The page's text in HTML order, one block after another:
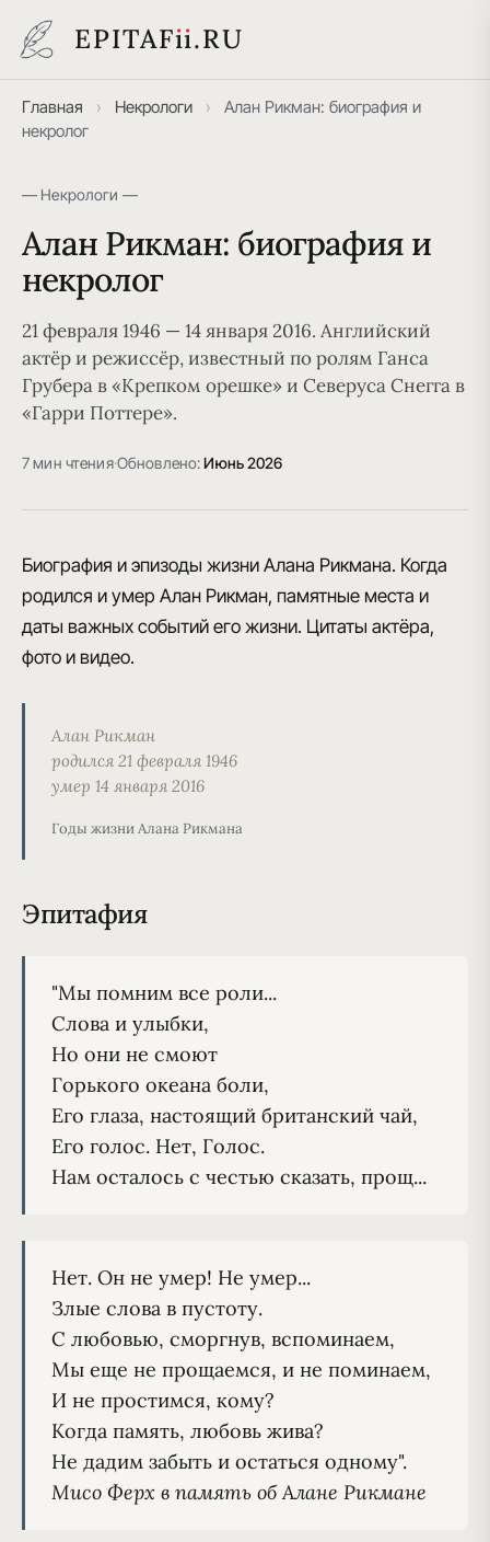
EPITAFii.RU
Главная › Некрологи ›
Алан Рикман: биография и
некролог
— Некрологи —
Алан Рикман: биография и
некролог
21 февраля 1946 — 14 января 2016. Английский
актёр и режиссёр, известный по ролям Ганса
Грубера в «Крепком орешке» и Северуса Снегга в
«Гарри Поттере».
7 мин чтения·Обновлено:Июнь 2026
Биография и эпизоды жизни Алана Рикмана. Когда
родился и умер Алан Рикман, памятные места и
даты важных событий его жизни. Цитаты актёра,
фото и видео.
Алан Рикман
родился 21 февраля 1946
умер 14 января 2016
Годы жизни Алана Рикмана
Эпитафия
"Мы помним все роли...
Слова и улыбки,
Но они не смоют
Горького океана боли,
Его глаза, настоящий британский чай,
Его голос. Нет, Голос.
Нам осталось с честью сказать, прощ...
Нет. Он не умер! Не умер...
Злые слова в пустоту.
С любовью, сморгнув, вспоминаем,
Мы еще не прощаемся, и не поминаем,
И не простимся, кому?
Когда память, любовь жива?
Мисо Ферх в память об Алане Рикмане